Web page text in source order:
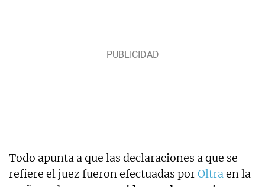
Todo apunta a que las declaraciones a que se
refiere el juez fueron efectuadas porOltraen la